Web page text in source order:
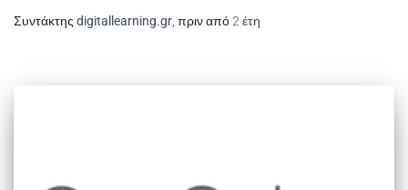
Συντάκτης digitallearning.gr , πριν από2 έτη